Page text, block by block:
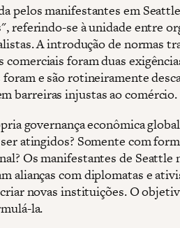
pelos manifestantes em
referindo-se à unidade entre
A introdução de normas
comerciais foram duas
foram e são rotineiramente
barreiras injustas ao comércio.
governança econômica
atingidos? Somente com
Os manifestantes de Seattle
alianças com diplomatas e
novas instituições. O
la.